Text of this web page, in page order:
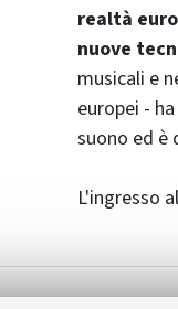
realtà
nuove
musicali e
europei -
suono ed è
L'ingresso